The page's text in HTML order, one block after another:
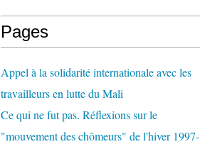
Pages
Appel à la solidarité internationale avec les
travailleurs en lutte du Mali
Ce qui ne fut pas. Réflexions sur le
"mouvement des chômeurs" de l'hiver 1997-